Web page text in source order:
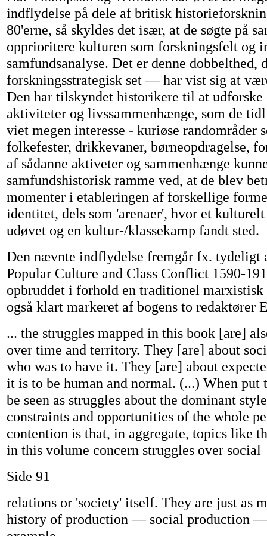
indflydelse på dele af britisk
80'erne, så skyldes det især, at de søgte på
opprioritere kulturen som forskningsfelt og
samfundsanalyse. Det er denne dobbelthed,
forskningsstrategisk set — har vist sig at
Den har tilskyndet historikere til at
aktiviteter og livssammenhænge, som de
viet megen interesse - kuriøse randområder
folkefester, drikkevaner, børneopdragelse,
af sådanne aktiveter og sammenhænge
samfundshistorisk ramme ved, at de blev
momenter i etableringen af forskellige
identitet, dels som 'arenaer', hvor et
udøvet og en kultur-/klassekamp fandt sted.
Den nævnte indflydelse fremgår fx. tydeligt
Popular Culture and Class Conflict 1590-
opbruddet i forhold en traditionel
også klart markeret af bogens to redaktører
... the struggles mapped in this book [are]
over time and territory. They [are] about
who was to have it. They [are] about
it is to be human and normal. (...) When put
be seen as struggles about the dominant
constraints and opportunities of the whole
contention is that, in aggregate, topics like
in this volume concern struggles over social
Side 91
relations or 'society' itself. They are just as
history of production — social production